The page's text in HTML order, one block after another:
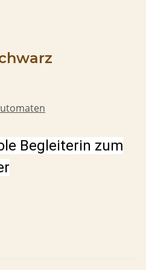
Begleiterin zum